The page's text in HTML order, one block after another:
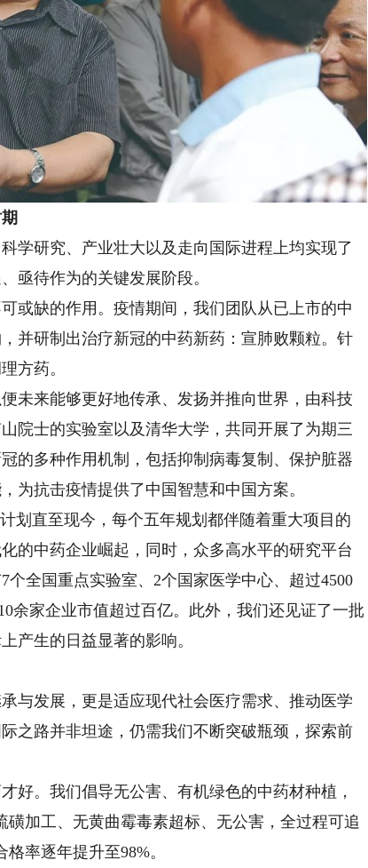
研究、产业壮大以及走向国际进程上均实现了
亟待作为的关键发展阶段。
缺的作用。疫情期间，我们团队从已上市的中
并研制出治疗新冠的中药新药：宣肺败颗粒。针
方药。
来能够更好地传承、发扬并推向世界，由科技
院士的实验室以及清华大学，共同开展了为期三
的多种作用机制，包括抑制病毒复制、保护脏器
为抗击疫情提供了中国智慧和中国方案。
直至现今，每个五年规划都伴随着重大项目的
的中药企业崛起，同时，众多高水平的研究平台
全国重点实验室、2个国家医学中心、超过4500
余家企业市值超过百亿。此外，我们还见证了一批
产生的日益显著的影响。
发展，更是适应现代社会医疗需求、推动医学
之路并非坦途，仍需我们不断突破瓶颈，探索前
。我们倡导无公害、有机绿色的中药材种植，
加工、无黄曲霉毒素超标、无公害，全过程可追
率逐年提升至98%。